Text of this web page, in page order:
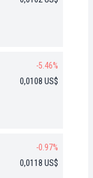
-5.46%
0,0108 US$
-0.97%
0,0118 US$